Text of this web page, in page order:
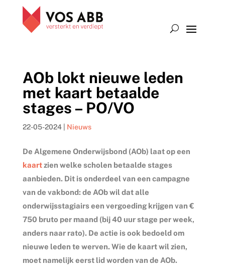
AOb lokt nieuwe leden
met kaart betaalde
stages – PO/VO
22-05-2024| Nieuws
De Algemene Onderwijsbond (AOb) laat op een
kaartzien welke scholen betaalde stages
aanbieden. Dit is onderdeel van een campagne
van de vakbond: de AOb wil dat alle
onderwijsstagiairs een vergoeding krijgen van €
750 bruto per maand (bij 40 uur stage per week,
anders naar rato). De actie is ook bedoeld om
nieuwe leden te werven. Wie de kaart wil zien,
moet namelijk eerst lid worden van de AOb.